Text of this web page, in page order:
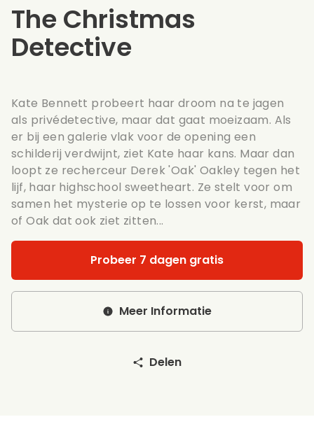
The Christmas
Detective
Kate Bennett probeert haar droom na te jagen
als privédetective, maar dat gaat moeizaam. Als
er bij een galerie vlak voor de opening een
schilderij verdwijnt, ziet Kate haar kans. Maar dan
loopt ze recherceur Derek 'Oak' Oakley tegen het
lijf, haar highschool sweetheart. Ze stelt voor om
samen het mysterie op te lossen voor kerst, maar
of Oak dat ook ziet zitten...
Probeer 7 dagen gratis
Meer Informatie
Delen